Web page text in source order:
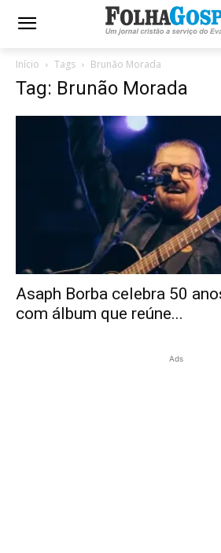
Início Tags Brunão Morada
Tag: Brunão Morada
Asaph Borba celebra 50
com álbum que reúne...
Ads